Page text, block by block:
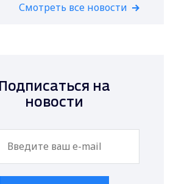
Смотреть все новости
Подписаться на
новости